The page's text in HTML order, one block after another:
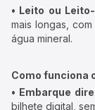
• Leito ou
mais longas,
água mineral.
Como funciona
• Embarque
bilhete digital,